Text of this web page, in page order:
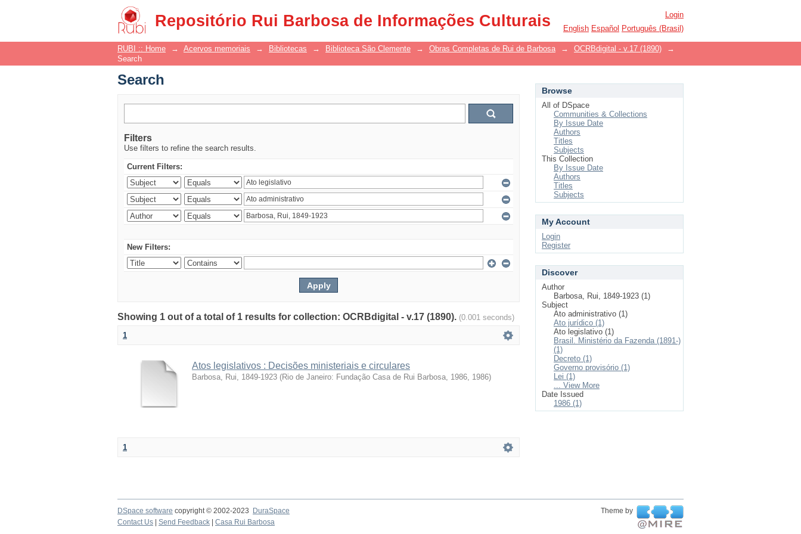
Repositório Rui Barbosa de Informações Culturais
Search
Login
English Español Português (Brasil)
RUBI :: Home → Acervos memoriais → Bibliotecas → Biblioteca São Clemente → Obras Completas de Rui de Barbosa → OCRBdigital - v.17 (1890)
→
Search
Search
Filters
Use filters to refine the search results.
Current Filters:
New Filters:
Showing 1 out of a total of 1 results for collection: OCRBdigital - v.17 (1890). (0.001 seconds)
1
Atos legislativos : Decisões ministeriais e circulares
Barbosa, Rui, 1849-1923 (Rio de Janeiro: Fundação Casa de Rui Barbosa, 1986, 1986)
1
Browse
All of DSpace
Communities & Collections
By Issue Date
Authors
Titles
Subjects
This Collection
By Issue Date
Authors
Titles
Subjects
My Account
Login
Register
Discover
Author
Barbosa, Rui, 1849-1923 (1)
Subject
Ato administrativo (1)
Ato jurídico (1)
Ato legislativo (1)
Brasil. Ministério da Fazenda (1891-)
(1)
Decreto (1)
Governo provisório (1)
Lei (1)
... View More
Date Issued
1986 (1)
DSpace software copyright © 2002-2023 DuraSpace
Theme by
Contact Us
Send Feedback Casa Rui Barbosa